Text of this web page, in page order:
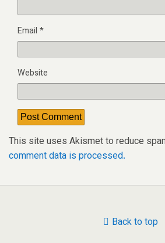
Email *
Website
This site uses Akismet to reduce
comment data is processed.
Back to top